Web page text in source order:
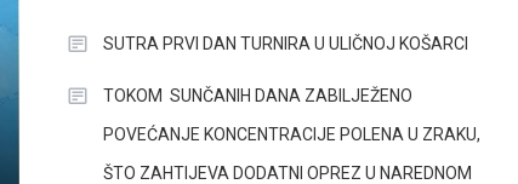
SUTRA PRVI DAN TURNIRA U ULIČNOJ KOŠARCI
TOKOM SUNČANIH DANA ZABILJEŽENO
POVEĆANJE KONCENTRACIJE POLENA U ZRAKU,
ŠTO ZAHTIJEVA DODATNI OPREZ U NAREDNOM